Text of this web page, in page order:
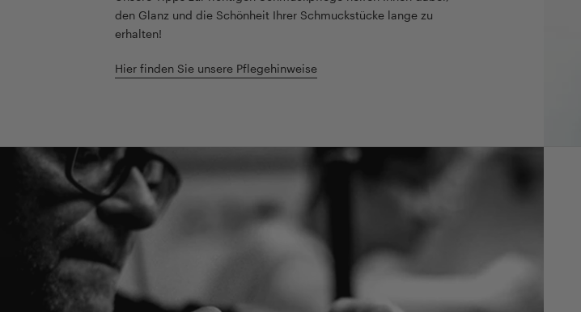
den Glanz und die Schönheit Ihrer Schmuckstücke lange zu
erhalten!
Hier finden Sie unsere Pflegehinweise